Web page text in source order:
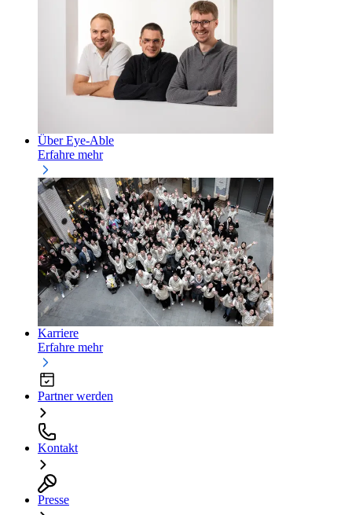
Über Eye-Able
Erfahre mehr
Karriere
Erfahre mehr
Partner werden
Kontakt
Presse